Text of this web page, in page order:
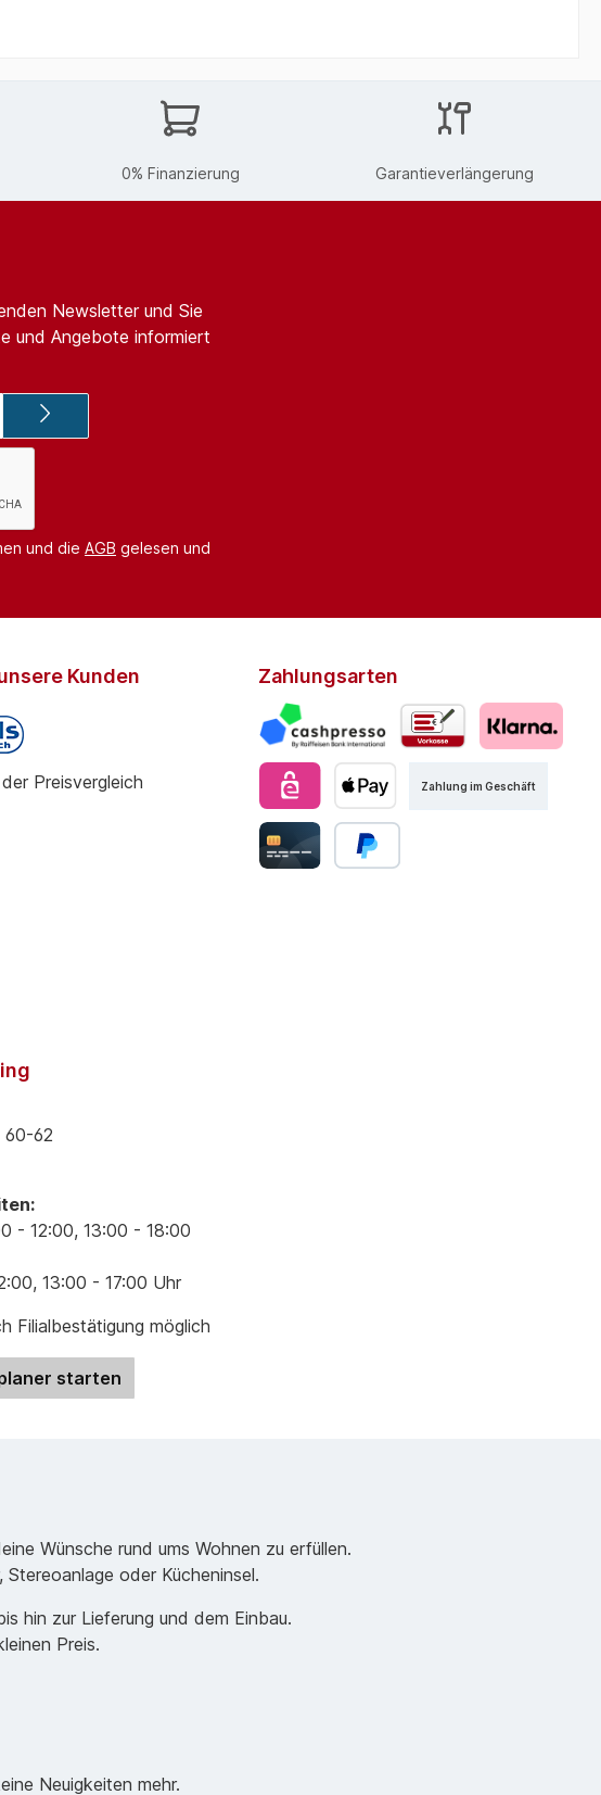
0% Finanzierung Garantieverlängerung
Newsletter und Sie
und Angebote informiert
und die AGB gelesen und
Kunden Zahlungsarten
Zahlung im Geschäft
60-62
- 12:00, 13:00 - 18:00
13:00 - 17:00 Uhr
Filialbestätigung möglich
starten
Wünsche rund ums Wohnen zu erfüllen.
oder Kücheninsel.
hin zur Lieferung und dem Einbau.
Preis.
Neuigkeiten mehr.